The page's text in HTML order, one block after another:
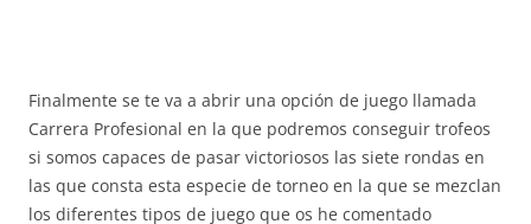
Finalmente se te va a abrir una opción de juego llamada
Carrera Profesional en la que podremos conseguir trofeos
si somos capaces de pasar victoriosos las siete rondas en
las que consta esta especie de torneo en la que se mezclan
los diferentes tipos de juego que os he comentado